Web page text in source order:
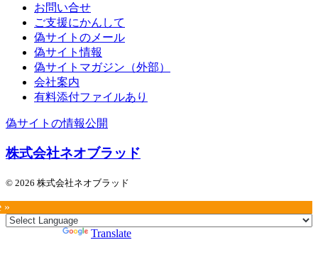
お問い合せ
ご支援にかんして
偽サイトのメール
偽サイト情報
偽サイトマガジン（外部）
会社案内
有料添付ファイルあり
偽サイトの情報公開
株式会社ネオブラッド
© 2026 株式会社ネオブラッド
»
Translate